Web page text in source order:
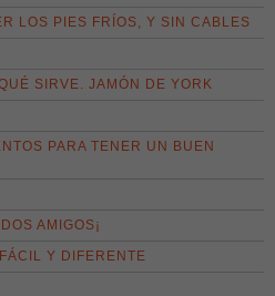
LOS PIES FRÍOS, Y SIN CABLES
SIRVE. JAMÓN DE YORK
PARA TENER UN BUEN
AMIGOS¡
Y DIFERENTE